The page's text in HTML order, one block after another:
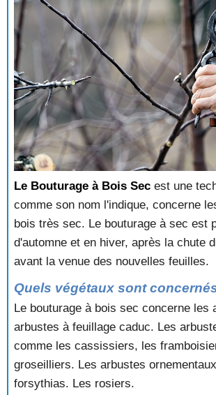
Le Bouturage à Bois Sec est une
comme son nom l'indique, concerne
bois très sec. Le bouturage à sec est
d'automne et en hiver, après la chute
avant la venue des nouvelles feuilles.
Quels végétaux sont
Le bouturage à bois sec concerne les
arbustes à feuillage caduc. Les
comme les cassissiers, les
groseilliers. Les arbustes
forsythias. Les rosiers.